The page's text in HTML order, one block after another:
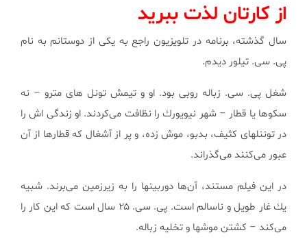
از كارتان لذت ببرید
سال گذشته، برنامه در تلویزیون راجع به یكی از دوستانم به نام
پی. سی. تیلور دیدم.
شغل پی. سی. زباله روبی بود. او و تیمش تونل های مترو – نه
سكوها یا قطار – شهر نیویورك را نظافت می‌كردند. او زندگی اش را
در توننلهای كثیف، بدبو، موش زده، و پر از آشغال كه قطارها از آن
عبور می‌كنند می‌گذراند.
در این فیلم مستند، آن‌ها دوربینها را به زیرزمین می‌برند. شبیه
یك غار طویل و ناسالم است. پی. سی. ۲۵ سال است كه این كار را
می‌كند – كشتن موشها و تخلیه زباله.